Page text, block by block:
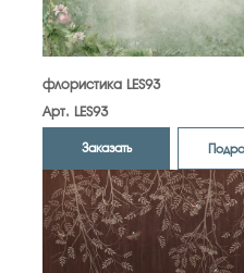
флористика LES93
Арт. LES93
Заказать